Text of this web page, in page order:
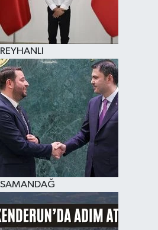
REYHANLI
SAMANDAĞ